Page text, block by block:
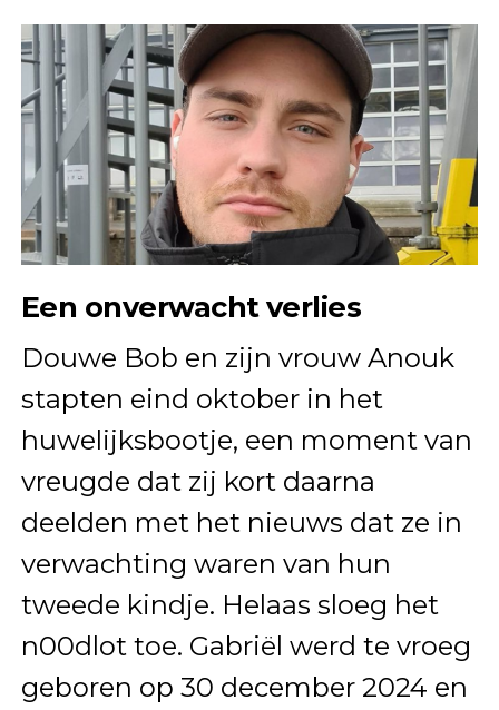
Een onverwacht verlies
Douwe Bob en zijn vrouw Anouk
stapten eind oktober in het
huwelijksbootje, een moment van
vreugde dat zij kort daarna
deelden met het nieuws dat ze in
verwachting waren van hun
tweede kindje. Helaas sloeg het
n00dlot toe. Gabriël werd te vroeg
geboren op 30 december 2024 en